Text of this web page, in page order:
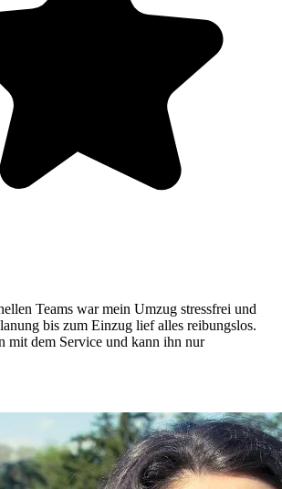
Teams war mein Umzug stressfrei und
bis zum Einzug lief alles reibungslos.
mit dem Service und kann ihn nur